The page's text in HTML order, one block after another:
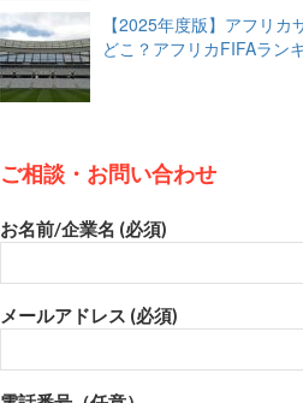
【2025年度版】アフリカ
どこ？アフリカFIFAラン
ご相談・お問い合わせ
お名前/企業名 (必須)
メールアドレス (必須)